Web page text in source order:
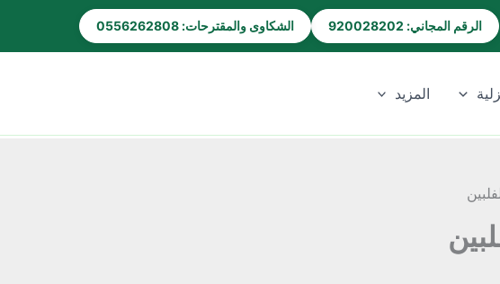
الرقم المجاني: 920028202 الشكاوى والمقترحات: 0556262808
المزيد